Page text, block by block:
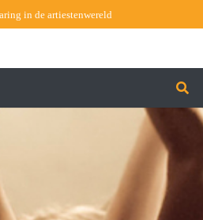
in de artiestenwereld